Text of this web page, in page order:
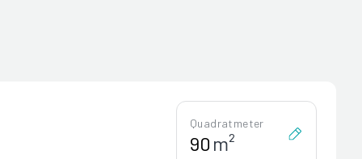
Quadratmeter
m²